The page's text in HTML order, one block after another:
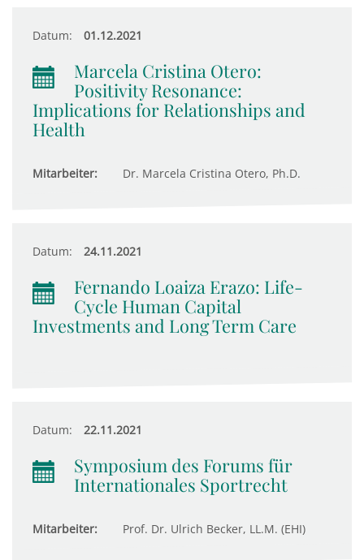
Datum: 01.12.2021
Marcela Cristina Otero:
Positivity Resonance:
Implications for Relationships and
Health
Mitarbeiter: Dr. Marcela Cristina Otero, Ph.D.
Datum: 24.11.2021
Fernando Loaiza Erazo: Life-
Cycle Human Capital
Investments and Long Term Care
Datum: 22.11.2021
Symposium des Forums für
Internationales Sportrecht
Mitarbeiter: Prof. Dr. Ulrich Becker, LL.M. (EHI)